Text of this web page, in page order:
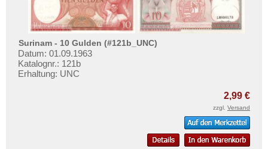
Surinam - 10 Gulden (#121b_UNC)
Datum: 01.09.1963
Katalognr.: 121b
Erhaltung: UNC
2,99 €
zzgl. Versand